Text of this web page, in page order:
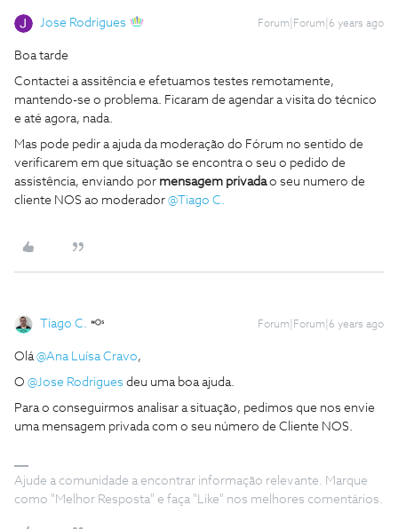
Jose Rodrigues Forum|Forum|6 years ago
Boa tarde
Contactei a assitência e efetuamos testes remotamente,
mantendo-se o problema. Ficaram de agendar a visita do técnico
e até agora, nada.
Mas pode pedir a ajuda da moderação do Fórum no sentido de
verificarem em que situação se encontra o seu o pedido de
assistência, enviando por mensagem privadao seu numero de
cliente NOS ao moderador @Tiago C.
Tiago C. Forum|Forum|6 years ago
Olá@Ana Luísa Cravo,
O @Jose Rodrigues deu uma boa ajuda.
Para o conseguirmos analisar a situação, pedimos que nos envie
uma mensagem privada com o seu número de Cliente NOS.
Ajude a comunidade a encontrar informação relevante. Marque
como "Melhor Resposta" e faça "Like" nos melhores comentários.